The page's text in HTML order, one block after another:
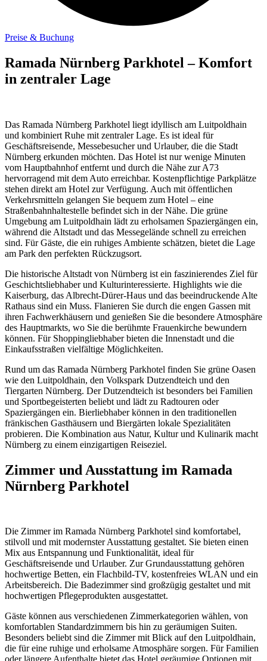
Preise & Buchung
Ramada Nürnberg Parkhotel – Komfort
in zentraler Lage
Das Ramada Nürnberg Parkhotel liegt idyllisch am Luitpoldhain
und kombiniert Ruhe mit zentraler Lage. Es ist ideal für
Geschäftsreisende, Messebesucher und Urlauber, die die Stadt
Nürnberg erkunden möchten. Das Hotel ist nur wenige Minuten
vom Hauptbahnhof entfernt und durch die Nähe zur A73
hervorragend mit dem Auto erreichbar. Kostenpflichtige Parkplätze
stehen direkt am Hotel zur Verfügung. Auch mit öffentlichen
Verkehrsmitteln gelangen Sie bequem zum Hotel – eine
Straßenbahnhaltestelle befindet sich in der Nähe. Die grüne
Umgebung am Luitpoldhain lädt zu erholsamen Spaziergängen ein,
während die Altstadt und das Messegelände schnell zu erreichen
sind. Für Gäste, die ein ruhiges Ambiente schätzen, bietet die Lage
am Park den perfekten Rückzugsort.
Die historische Altstadt von Nürnberg ist ein faszinierendes Ziel für
Geschichtsliebhaber und Kulturinteressierte. Highlights wie die
Kaiserburg, das Albrecht-Dürer-Haus und das beeindruckende Alte
Rathaus sind ein Muss. Flanieren Sie durch die engen Gassen mit
ihren Fachwerkhäusern und genießen Sie die besondere Atmosphäre
des Hauptmarkts, wo Sie die berühmte Frauenkirche bewundern
können. Für Shoppingliebhaber bieten die Innenstadt und die
Einkaufsstraßen vielfältige Möglichkeiten.
Rund um das Ramada Nürnberg Parkhotel finden Sie grüne Oasen
wie den Luitpoldhain, den Volkspark Dutzendteich und den
Tiergarten Nürnberg. Der Dutzendteich ist besonders bei Familien
und Sportbegeisterten beliebt und lädt zu Radtouren oder
Spaziergängen ein. Bierliebhaber können in den traditionellen
fränkischen Gasthäusern und Biergärten lokale Spezialitäten
probieren. Die Kombination aus Natur, Kultur und Kulinarik macht
Nürnberg zu einem einzigartigen Reiseziel.
Zimmer und Ausstattung im Ramada
Nürnberg Parkhotel
Die Zimmer im Ramada Nürnberg Parkhotel sind komfortabel,
stilvoll und mit modernster Ausstattung gestaltet. Sie bieten einen
Mix aus Entspannung und Funktionalität, ideal für
Geschäftsreisende und Urlauber. Zur Grundausstattung gehören
hochwertige Betten, ein Flachbild-TV, kostenfreies WLAN und ein
Arbeitsbereich. Die Badezimmer sind großzügig gestaltet und mit
hochwertigen Pflegeprodukten ausgestattet.
Gäste können aus verschiedenen Zimmerkategorien wählen, von
komfortablen Standardzimmern bis hin zu geräumigen Suiten.
Besonders beliebt sind die Zimmer mit Blick auf den Luitpoldhain,
die für eine ruhige und erholsame Atmosphäre sorgen. Für Familien